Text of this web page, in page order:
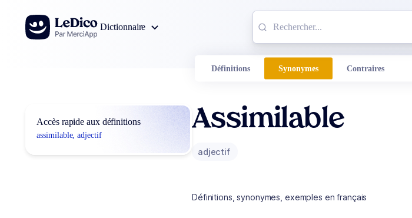
Aller au contenu
Dictionnaire
Définitions Synonymes Contraires
Accès rapide aux définitions
assimilable, adjectif
Assimilable
adjectif
Définitions, synonymes, exemples en français